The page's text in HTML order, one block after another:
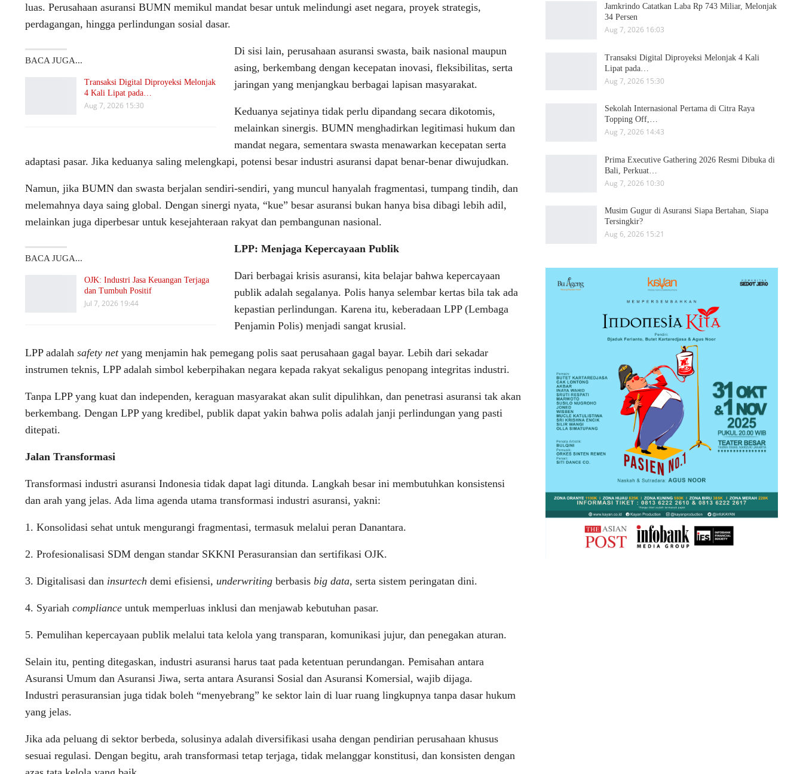
luas. Perusahaan asuransi BUMN memikul mandat besar untuk melindungi aset negara, proyek strategis,
perdagangan, hingga perlindungan sosial dasar.
BACA JUGA...
Transaksi Digital Diproyeksi Melonjak
4 Kali Lipat pada…
Aug 7, 2026 15:30
Di sisi lain, perusahaan asuransi swasta, baik nasional maupun
asing, berkembang dengan kecepatan inovasi, fleksibilitas, serta
jaringan yang menjangkau berbagai lapisan masyarakat.
Keduanya sejatinya tidak perlu dipandang secara dikotomis,
melainkan sinergis. BUMN menghadirkan legitimasi hukum dan
mandat negara, sementara swasta menawarkan kecepatan serta
adaptasi pasar. Jika keduanya saling melengkapi, potensi besar industri asuransi dapat benar-benar diwujudkan.
Namun, jika BUMN dan swasta berjalan sendiri-sendiri, yang muncul hanyalah fragmentasi, tumpang tindih, dan
melemahnya daya saing global. Dengan sinergi nyata, “kue” besar asuransi bukan hanya bisa dibagi lebih adil,
melainkan juga diperbesar untuk kesejahteraan rakyat dan pembangunan nasional.
BACA JUGA...
OJK: Industri Jasa Keuangan Terjaga
dan Tumbuh Positif
Jul 7, 2026 19:44
LPP: Menjaga Kepercayaan Publik
Dari berbagai krisis asuransi, kita belajar bahwa kepercayaan
publik adalah segalanya. Polis hanya selembar kertas bila tak ada
kepastian perlindungan. Karena itu, keberadaan LPP (Lembaga
Penjamin Polis) menjadi sangat krusial.
LPP adalah safety net yang menjamin hak pemegang polis saat perusahaan gagal bayar. Lebih dari sekadar
instrumen teknis, LPP adalah simbol keberpihakan negara kepada rakyat sekaligus penopang integritas industri.
Tanpa LPP yang kuat dan independen, keraguan masyarakat akan sulit dipulihkan, dan penetrasi asuransi tak akan
berkembang. Dengan LPP yang kredibel, publik dapat yakin bahwa polis adalah janji perlindungan yang pasti
ditepati.
Jalan Transformasi
Transformasi industri asuransi Indonesia tidak dapat lagi ditunda. Langkah besar ini membutuhkan konsistensi
dan arah yang jelas. Ada lima agenda utama transformasi industri asuransi, yakni:
1. Konsolidasi sehat untuk mengurangi fragmentasi, termasuk melalui peran Danantara.
2. Profesionalisasi SDM dengan standar SKKNI Perasuransian dan sertifikasi OJK.
3. Digitalisasi dan insurtech demi efisiensi, underwriting berbasis big data, serta sistem peringatan dini.
4. Syariah compliance untuk memperluas inklusi dan menjawab kebutuhan pasar.
5. Pemulihan kepercayaan publik melalui tata kelola yang transparan, komunikasi jujur, dan penegakan aturan.
Selain itu, penting ditegaskan, industri asuransi harus taat pada ketentuan perundangan. Pemisahan antara
Asuransi Umum dan Asuransi Jiwa, serta antara Asuransi Sosial dan Asuransi Komersial, wajib dijaga.
Industri perasuransian juga tidak boleh “menyebrang” ke sektor lain di luar ruang lingkupnya tanpa dasar hukum
yang jelas.
Jika ada peluang di sektor berbeda, solusinya adalah diversifikasi usaha dengan pendirian perusahaan khusus
sesuai regulasi. Dengan begitu, arah transformasi tetap terjaga, tidak melanggar konstitusi, dan konsisten dengan
Jamkrindo Catatkan Laba Rp 743 Miliar, Melonjak
34 Persen
Aug 7, 2026 16:03
Transaksi Digital Diproyeksi Melonjak 4 Kali
Lipat pada…
Aug 7, 2026 15:30
Sekolah Internasional Pertama di Citra Raya
Topping Off,…
Aug 7, 2026 14:43
Prima Executive Gathering 2026 Resmi Dibuka di
Bali, Perkuat…
Aug 7, 2026 10:30
Musim Gugur di Asuransi Siapa Bertahan, Siapa
Tersingkir?
Aug 6, 2026 15:21